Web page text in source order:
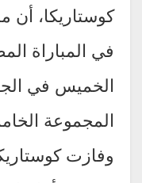
كوستاريكا، أن
في المباراة
الخميس في
المجموعة